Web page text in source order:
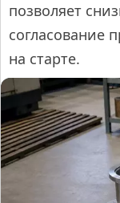
позволяет
согласование
на старте.